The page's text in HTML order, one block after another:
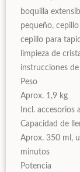
boquilla
pequeño,
cepillo para
limpieza de
instrucciones
Peso
Aprox. 1,9 kg
Incl. accesorios
Capacidad de
Aprox. 350 ml,
minutos
Potencia